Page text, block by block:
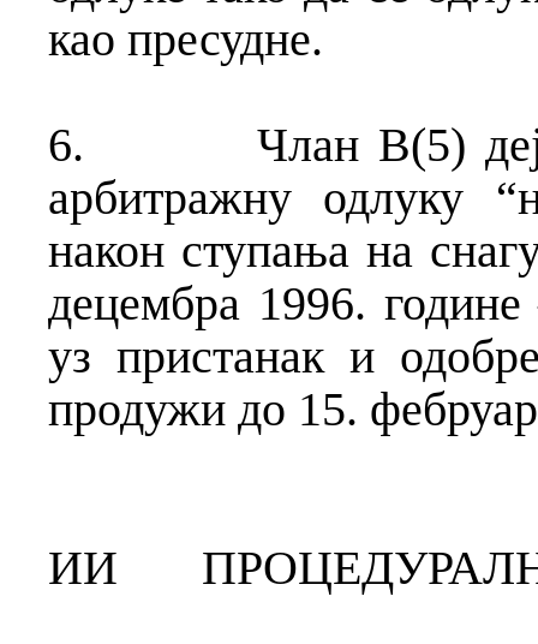
као пресудне.
6.
Члан В(5)
арбитражну одлуку
након ступања на
децембра 1996.
уз пристанак и
продужи до 15.
ИИ